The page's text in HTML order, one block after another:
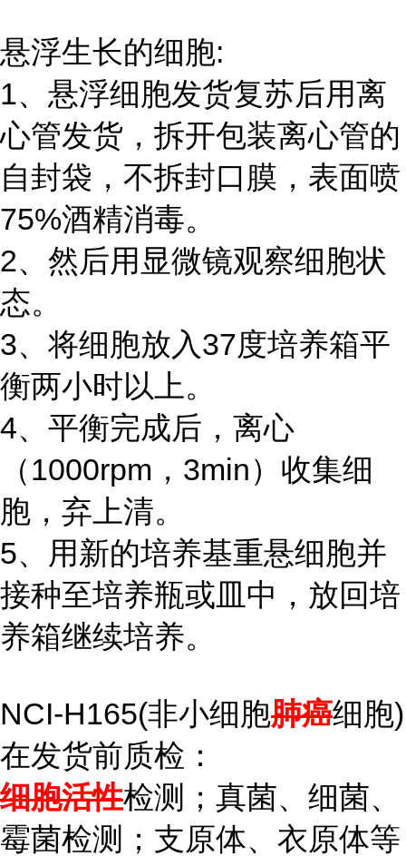
悬浮生长的细胞:
1、悬浮细胞发货复苏后用离
心管发货，拆开包装离心管的
自封袋，不拆封口膜，表面喷
75%酒精消毒。
2、然后用显微镜观察细胞状
态。
3、将细胞放入37度培养箱平
衡两小时以上。
4、平衡完成后，离心
（1000rpm，3min）收集细
胞，弃上清。
5、用新的培养基重悬细胞并
接种至培养瓶或皿中，放回培
养箱继续培养。
NCI-H165(非小细胞肺癌细胞)
在发货前质检：
细胞活性检测；真菌、细菌、
霉菌检测；支原体、衣原体等